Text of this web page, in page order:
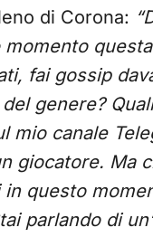
di Corona:
fai gossip
del genere?
mio canale
giocatore. Ma
in questo
parlando di